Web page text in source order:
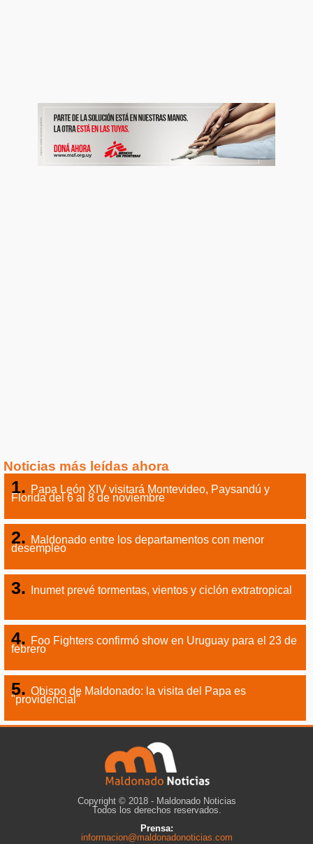
Noticias más leídas ahora
Papa León XIV visitará Montevideo, Paysandú y
Florida del 6 al 8 de noviembre
Maldonado entre los departamentos con menor
desempleo
Inumet prevé tormentas, vientos y ciclón extratropical
Foo Fighters confirmó show en Uruguay para el 23 de
febrero
Obispo de Maldonado: la visita del Papa es
"providencial"
Copyright © 2018 - Maldonado Noticias
Todos los derechos reservados.
Prensa:
informacion@maldonadonoticias.com